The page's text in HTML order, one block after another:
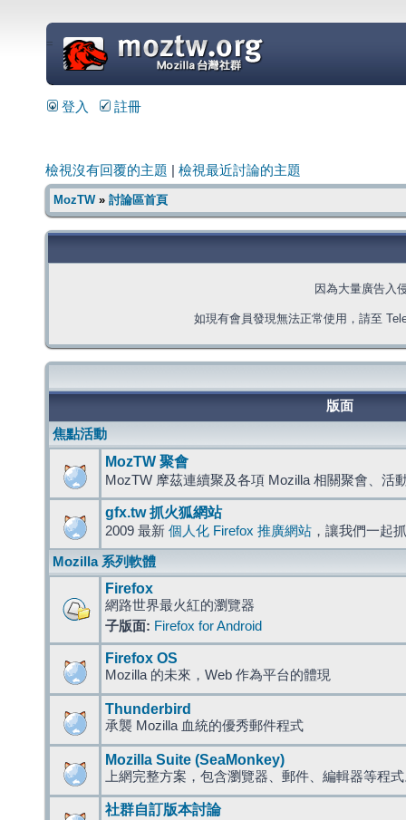
=
登入 註冊
檢視沒有回覆的主題 檢視最近討論的主題
MozTW» 討論區首頁
因為大量廣告入
如現有會員發現無法正常使用，請至
版面
焦點活動
MozTW 聚會
MozTW 摩茲連續聚及各項 Mozilla 相關聚會、活
gfx.tw 抓火狐網站
2009 最新 個人化 Firefox 推廣網站 ，讓我們一起
Mozilla 系列軟體
Firefox
網路世界最火紅的瀏覽器
子版面: Firefox for Android
Firefox OS
Mozilla 的未來，Web 作為平台的體現
Thunderbird
承襲 Mozilla 血統的優秀郵件程式
Mozilla Suite (SeaMonkey)
上網完整方案，包含瀏覽器、郵件、編輯器等程
社群自訂版本討論